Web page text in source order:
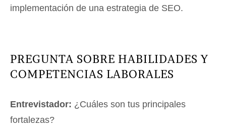
implementación de una estrategia de SEO.
PREGUNTA SOBRE HABILIDADES Y
COMPETENCIAS LABORALES
Entrevistador: ¿Cuáles son tus principales
fortalezas?